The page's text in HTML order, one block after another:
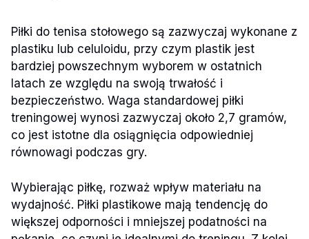
Piłki do tenisa stołowego są zazwyczaj wykonane z
plastiku lub celuloidu, przy czym plastik jest
bardziej powszechnym wyborem w ostatnich
latach ze względu na swoją trwałość i
bezpieczeństwo. Waga standardowej piłki
treningowej wynosi zazwyczaj około 2,7 gramów,
co jest istotne dla osiągnięcia odpowiedniej
równowagi podczas gry.
Wybierając piłkę, rozważ wpływ materiału na
wydajność. Piłki plastikowe mają tendencję do
większej odporności i mniejszej podatności na